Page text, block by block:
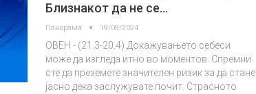
Близнакот да не се…
Панорама 19/08/2024
ОВЕН - (21.3-20.4) Докажувањето себеси
може да изгледа итно во моментов. Спремни
сте да преземете значителен ризик за да стане
јасно дека заслужувате почит. Страсното